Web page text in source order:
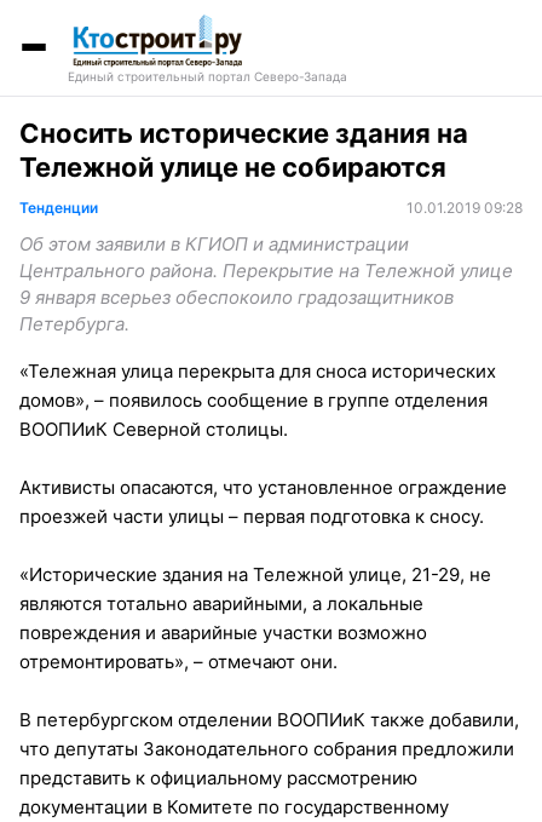
Единый строительный портал Северо-Запада
Сносить исторические здания на
Тележной улице не собираются
Тенденции 10.01.2019 09:28
Об этом заявили в КГИОП и администрации
Центрального района. Перекрытие на Тележной улице
9 января всерьез обеспокоило градозащитников
Петербурга.
«Тележная улица перекрыта для сноса исторических
домов», – появилось сообщение в группе отделения
ВООПИиК Северной столицы.
Активисты опасаются, что установленное ограждение
проезжей части улицы – первая подготовка к сносу.
«Исторические здания на Тележной улице, 21-29, не
являются тотально аварийными, а локальные
повреждения и аварийные участки возможно
отремонтировать», – отмечают они.
В петербургском отделении ВООПИиК также добавили,
что депутаты Законодательного собрания предложили
представить к официальному рассмотрению
документации в Комитете по государственному